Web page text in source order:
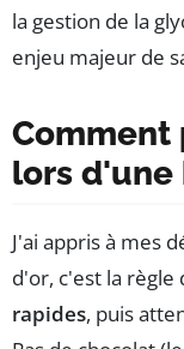
la gestion de la
enjeu majeur de
Comment
lors d'une
J'ai appris à mes
d'or, c'est la règle
rapides, puis